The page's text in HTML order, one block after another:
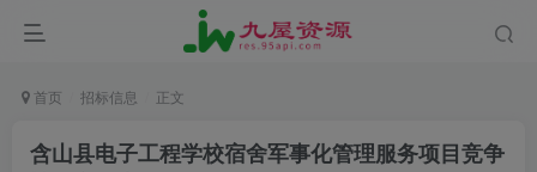
首页 招标信息 正文
含山县电子工程学校宿舍军事化管理服务项目竞争